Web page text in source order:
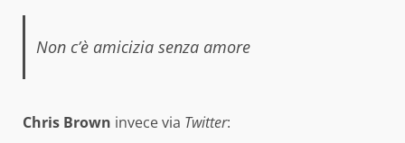
Non c’è amicizia senza amore
Chris Brown invece via Twitter: